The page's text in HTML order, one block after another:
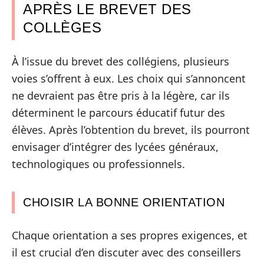
APRÈS LE BREVET DES
COLLÈGES
À l’issue du brevet des collégiens, plusieurs
voies s’offrent à eux. Les choix qui s’annoncent
ne devraient pas être pris à la légère, car ils
déterminent le parcours éducatif futur des
élèves. Après l’obtention du brevet, ils pourront
envisager d’intégrer des lycées généraux,
technologiques ou professionnels.
CHOISIR LA BONNE ORIENTATION
Chaque orientation a ses propres exigences, et
il est crucial d’en discuter avec des conseillers